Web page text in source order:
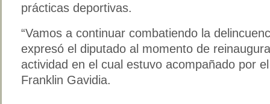
prácticas deportivas.
“Vamos a continuar combatiendo la
expresó el diputado al momento de
actividad en el cual estuvo acompañado por
Franklin Gavidia.